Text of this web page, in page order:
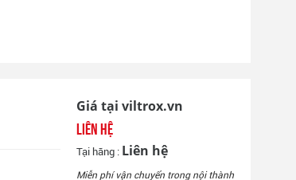
Giá tại viltrox.vn
Liên hệ
Tại hãng : Liên hệ
Miễn phí vận chuyển trong nội thành